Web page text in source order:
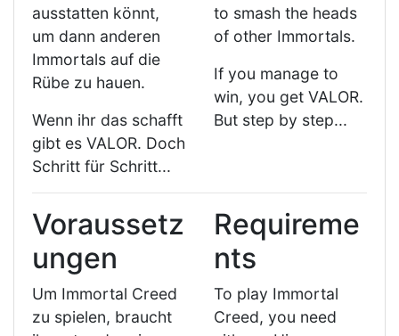
ausstatten könnt,
um dann anderen
Immortals auf die
Rübe zu hauen.
Wenn ihr das schafft
gibt es VALOR. Doch
Schritt für Schritt...
to smash the heads
of other Immortals.
If you manage to
win, you get VALOR.
But step by step...
Voraussetz
ungen
Um Immortal Creed
zu spielen, braucht
Requireme
nts
To play Immortal
Creed, you need